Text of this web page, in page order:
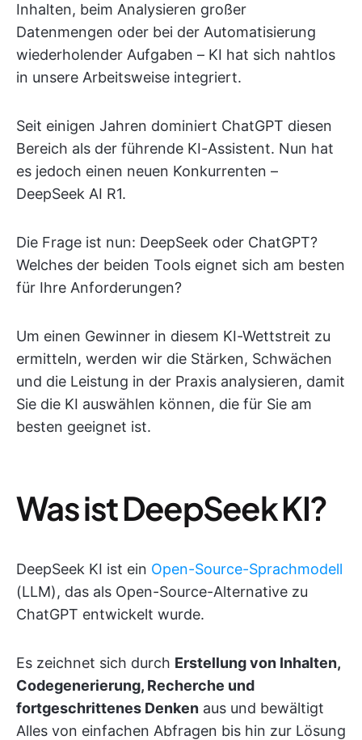
Inhalten, beim Analysieren großer
Datenmengen oder bei der Automatisierung
wiederholender Aufgaben – KI hat sich nahtlos
in unsere Arbeitsweise integriert.
Seit einigen Jahren dominiert ChatGPT diesen
Bereich als der führende KI-Assistent. Nun hat
es jedoch einen neuen Konkurrenten –
DeepSeek AI R1.
Die Frage ist nun: DeepSeek oder ChatGPT?
Welches der beiden Tools eignet sich am besten
für Ihre Anforderungen?
Um einen Gewinner in diesem KI-Wettstreit zu
ermitteln, werden wir die Stärken, Schwächen
und die Leistung in der Praxis analysieren, damit
Sie die KI auswählen können, die für Sie am
besten geeignet ist.
Was ist DeepSeek KI?
DeepSeek KI ist ein Open-Source-Sprachmodell
(LLM), das als Open-Source-Alternative zu
ChatGPT entwickelt wurde.
Es zeichnet sich durch Erstellung von Inhalten,
Codegenerierung, Recherche und
fortgeschrittenes Denken aus und bewältigt
Alles von einfachen Abfragen bis hin zur Lösung